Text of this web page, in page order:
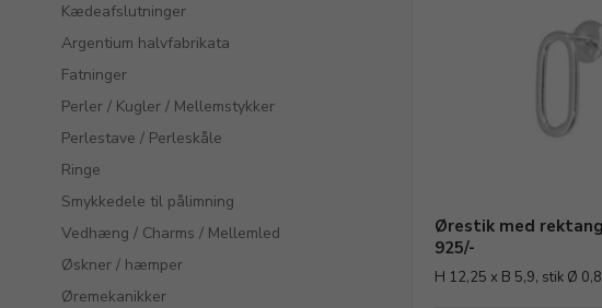
Kædeafslutninger
Argentium halvfabrikata
Fatninger
Perler / Kugler / Mellemstykker
Perlestave / Perleskåle
Ringe
Smykkedele til pålimning
Vedhæng / Charms / Mellemled
Øskner / hæmper
Øremekanikker
Ørestik med
925/-
H 12,25 x B 5,9, stik Ø